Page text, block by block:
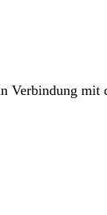
Verbindung